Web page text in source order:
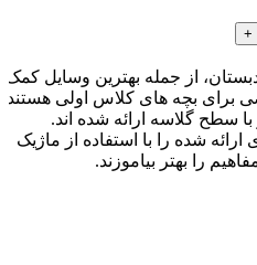
از جمله بهترین وسایل کمک
بچه های کلاس اولی هستند.
سطح گلاسه ارائه شده اند.
ارائه شده را با استفاده از ماژیک
را بهتر بیاموزند.